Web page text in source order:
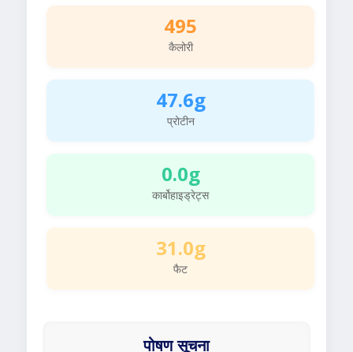
495
कैलोरी
47.6g
प्रोटीन
0.0g
कार्बोहाइड्रेट्स
31.0g
फैट
पोषण सूचना